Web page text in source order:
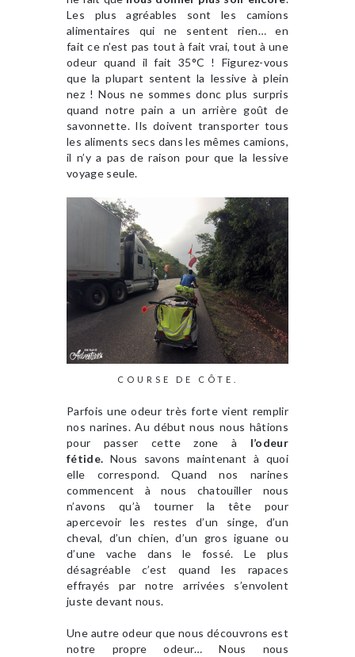
Les plus agréables sont les camions
alimentaires qui ne sentent rien… en
fait ce n’est pas tout à fait vrai, tout à une
odeur quand il fait 35°C ! Figurez-vous
que la plupart sentent la lessive à plein
nez ! Nous ne sommes donc plus surpris
quand notre pain a un arrière goût de
savonnette. Ils doivent transporter tous
les aliments secs dans les mêmes camions,
il n’y a pas de raison pour que la lessive
voyage seule.
COURSE DE CÔTE.
Parfois une odeur très forte vient remplir
nos narines. Au début nous nous hâtions
pour passer cette zone à l’odeur
fétide. Nous savons maintenant à quoi
elle correspond. Quand nos narines
commencent à nous chatouiller nous
n’avons qu’à tourner la tête pour
apercevoir les restes d’un singe, d’un
cheval, d’un chien, d’un gros iguane ou
d’une vache dans le fossé. Le plus
désagréable c’est quand les rapaces
effrayés par notre arrivées s’envolent
juste devant nous.
Une autre odeur que nous découvrons est
notre propre odeur… Nous nous